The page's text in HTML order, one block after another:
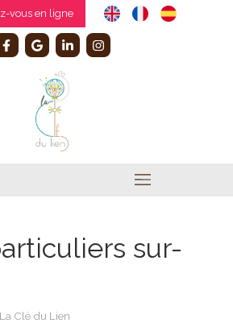
vous en ligne
sur-
La Clé du Lien